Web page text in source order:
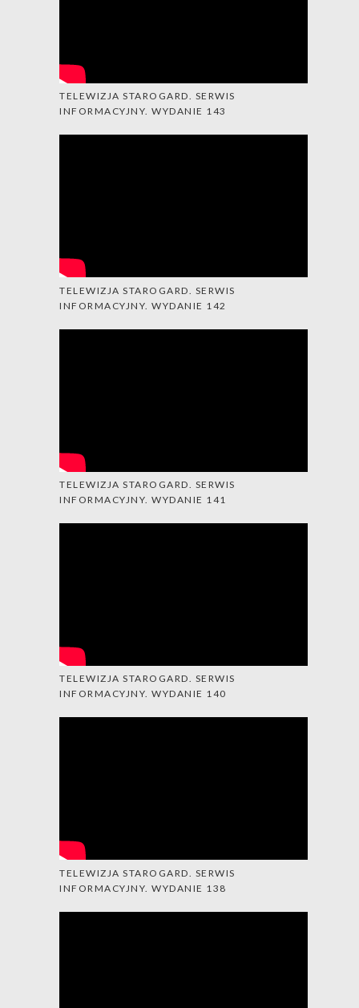
TELEWIZJA STAROGARD. SERWIS
INFORMACYJNY. WYDANIE 143
TELEWIZJA STAROGARD. SERWIS
INFORMACYJNY. WYDANIE 142
TELEWIZJA STAROGARD. SERWIS
INFORMACYJNY. WYDANIE 141
TELEWIZJA STAROGARD. SERWIS
INFORMACYJNY. WYDANIE 140
TELEWIZJA STAROGARD. SERWIS
INFORMACYJNY. WYDANIE 138